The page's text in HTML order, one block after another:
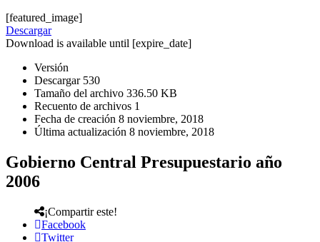
[featured_image]
Descargar
Download is available until [expire_date]
Versión
Descargar 530
Tamaño del archivo 336.50 KB
Recuento de archivos 1
Fecha de creación 8 noviembre, 2018
Última actualización 8 noviembre, 2018
Gobierno Central Presupuestario año
2006
¡Compartir este!
Facebook
Twitter